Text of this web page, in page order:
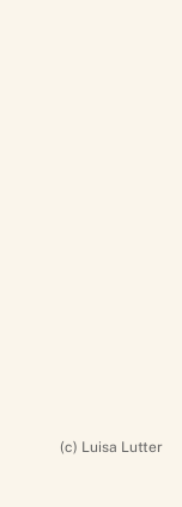
(c) Luisa Lutter